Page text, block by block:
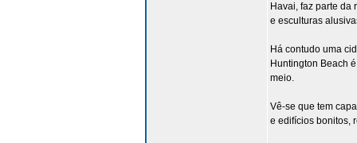
Havai, faz parte da
e esculturas
Há contudo uma
Huntington Beach
meio.
Vê-se que tem
e edifícios bonitos,